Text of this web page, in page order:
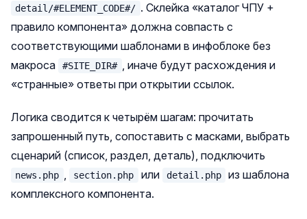
detail/#ELEMENT_CODE#/ . Склейка «каталог ЧПУ +
правило компонента» должна совпасть с
соответствующими шаблонами в инфоблоке без
макроса
#SITE_DIR# , иначе будут расхождения и
«странные» ответы при открытии ссылок.
Логика сводится к четырём шагам: прочитать
запрошенный путь, сопоставить с масками, выбрать
сценарий (список, раздел, деталь), подключить
news.php , section.php или detail.php
из шаблона
комплексного компонента.